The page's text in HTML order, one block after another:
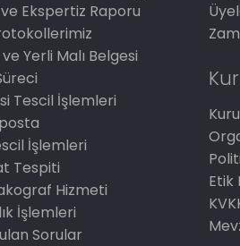
Ekspertiz Raporu
Yerli Malı Belgesi
Tescil İşlemleri
İşlemleri
Tespiti
Hizmeti
İşlemleri
Sorular
Etik